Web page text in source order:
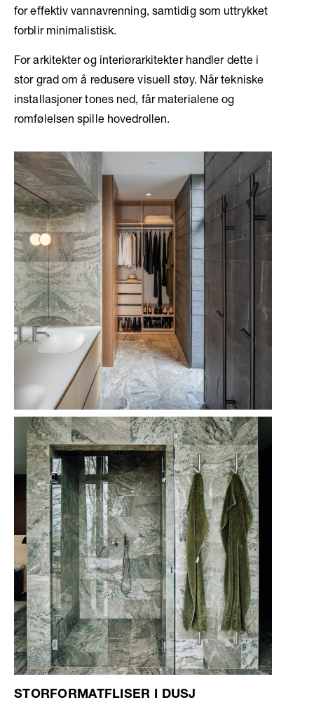
for effektiv vannavrenning, samtidig som uttrykket
forblir minimalistisk.
For arkitekter og interiørarkitekter handler dette i
stor grad om å redusere visuell støy. Når tekniske
installasjoner tones ned, får materialene og
romfølelsen spille hovedrollen.
STORFORMATFLISER I DUSJ